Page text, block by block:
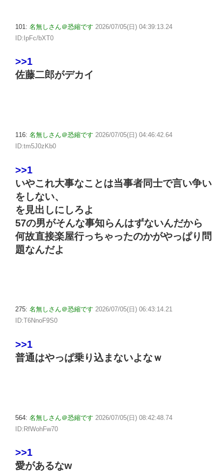
101: 名無しさん＠恐縮です 2026/07/05(日) 04:39:13.24
ID:IpFc/bXT0
>>1
佐藤二郎がデカイ
116: 名無しさん＠恐縮です 2026/07/05(日) 04:46:42.64
ID:tm5J0zKb0
>>1
いやこれ大事なことは当事者同士で言い争い
をしない、
を見出しにしろよ
57の男がそんな事知らんはずないんだから
何故直接楽屋行っちゃったのかがやっぱり問
題なんだよ
275: 名無しさん＠恐縮です 2026/07/05(日) 06:43:14.21
ID:T6NnoF9S0
>>1
普通はやっぱ乗り込まないよなｗ
564: 名無しさん＠恐縮です 2026/07/05(日) 08:42:48.74
ID:RfWohFw70
>>1
愛があるなw